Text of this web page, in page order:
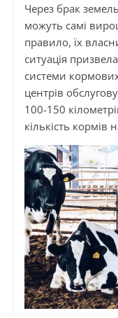
Через брак
можуть самі
правило, їх
ситуація
системи
центрів
100-150
кількість